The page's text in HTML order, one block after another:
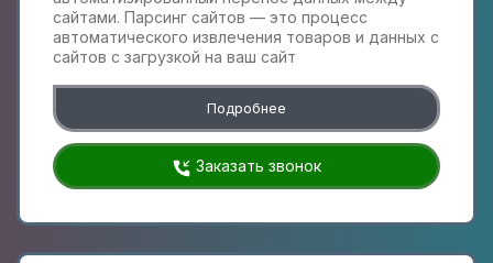
сайтами. Парсинг сайтов — это процесс
автоматического извлечения товаров и данных с
сайтов с загрузкой на ваш сайт
Подробнее
Заказать звонок